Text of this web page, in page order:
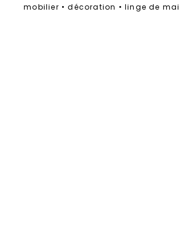
mobilier • décoration • linge de